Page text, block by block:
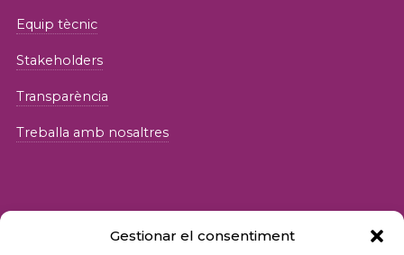
Gestionar el consentiment
Equip tècnic
Stakeholders
Transparència
Treballa amb nosaltres